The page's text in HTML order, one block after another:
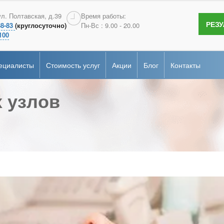
Полтавская, д.39
83 (круглосуточно)
Время работы:
Пн-Вс : 9.00 - 20.00
Стоимость услуг Акции Блог Контакты
диагностика
Андрология
Эндоскопия